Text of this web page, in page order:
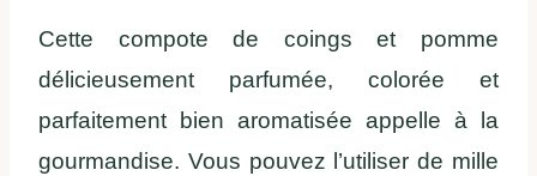
Cette compote de coings et pomme
délicieusement parfumée, colorée et
parfaitement bien aromatisée appelle à la
gourmandise. Vous pouvez l’utiliser de mille